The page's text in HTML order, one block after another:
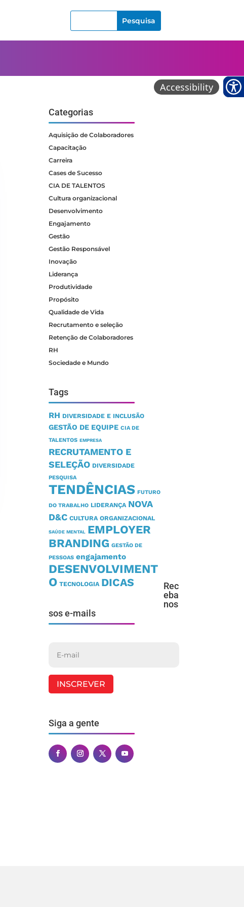
Categorias
Aquisição de Colaboradores
Capacitação
Carreira
Cases de Sucesso
CIA DE TALENTOS
Cultura organizacional
Desenvolvimento
Engajamento
Gestão
Gestão Responsável
Inovação
Liderança
Produtividade
Propósito
Qualidade de Vida
Recrutamento e seleção
Retenção de Colaboradores
RH
Sociedade e Mundo
Tags
RH DIVERSIDADE E INCLUSÃO
GESTÃO DE EQUIPE CIA DE
TALENTOS EMPRESA
RECRUTAMENTO E
SELEÇÃO DIVERSIDADE
PESQUISA
TENDÊNCIAS FUTURO
DO TRABALHO LIDERANÇA NOVA
D&C CULTURA ORGANIZACIONAL
SAÚDE MENTAL EMPLOYER
BRANDING GESTÃO DE
PESSOAS engajamento
DESENVOLVIMENT
O TECNOLOGIA DICAS
Rec
eba
nos
sos e-mails
INSCREVER
Siga a gente